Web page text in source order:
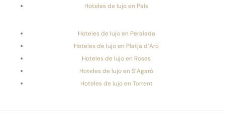
Hoteles de lujo en Pals
Hoteles de lujo en Peralada
Hoteles de lujo en Platja d’Aro
Hoteles de lujo en Roses
Hoteles de lujo en S’Agaró
Hoteles de lujo en Torrent